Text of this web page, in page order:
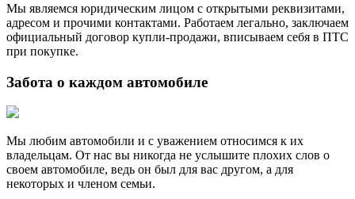
Мы являемся юридическим лицом с открытыми реквизитами,
адресом и прочими контактами. Работаем легально, заключаем
официальный договор купли-продажи, вписываем себя в ПТС
при покупке.
Забота о каждом автомобиле
Мы любим автомобили и с уважением относимся к их
владельцам. От нас вы никогда не услышите плохих слов о
своем автомобиле, ведь он был для вас другом, а для
некоторых и членом семьи.